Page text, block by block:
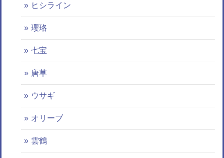
ヒシライン
瓔珞
七宝
唐草
ウサギ
オリーブ
雲鶴